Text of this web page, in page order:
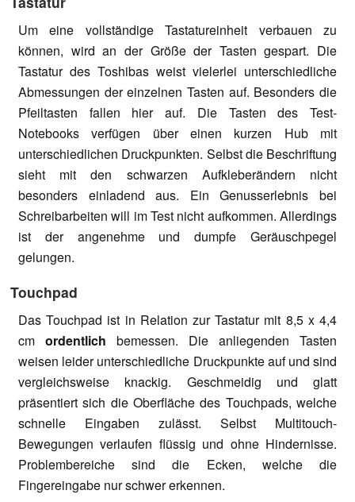
Um eine vollständige Tastatureinheit verbauen zu
können, wird an der Größe der Tasten gespart. Die
Tastatur des Toshibas weist vielerlei unterschiedliche
Abmessungen der einzelnen Tasten auf. Besonders die
Pfeiltasten fallen hier auf. Die Tasten des Test-
Notebooks verfügen über einen kurzen Hub mit
unterschiedlichen Druckpunkten. Selbst die Beschriftung
sieht mit den schwarzen Aufkleberändern nicht
besonders einladend aus. Ein Genusserlebnis bei
Schreibarbeiten will im Test nicht aufkommen. Allerdings
ist der angenehme und dumpfe Geräuschpegel
gelungen.
Touchpad
Das Touchpad ist in Relation zur Tastatur mit 8,5 x 4,4
cm ordentlich bemessen. Die anliegenden Tasten
weisen leider unterschiedliche Druckpunkte auf und sind
vergleichsweise knackig. Geschmeidig und glatt
präsentiert sich die Oberfläche des Touchpads, welche
schnelle Eingaben zulässt. Selbst Multitouch-
Bewegungen verlaufen flüssig und ohne Hindernisse.
Problembereiche sind die Ecken, welche die
Fingereingabe nur schwer erkennen.